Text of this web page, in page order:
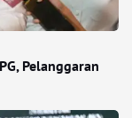
Pelanggaran